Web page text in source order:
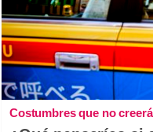
Costumbres que no